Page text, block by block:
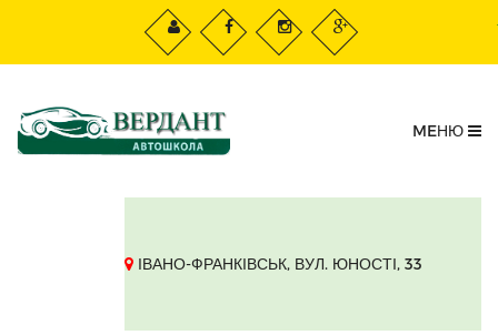
MEНЮ
ІВАНО-ФРАНКІВСЬК, ВУЛ. ЮНОСТІ, 33
зателефонуємо !